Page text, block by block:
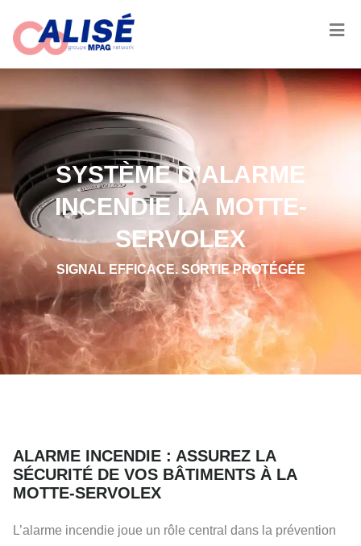
SYSTÈME D’ALARME
INCENDIE LA MOTTE-
SERVOLEX
SIGNAL EFFICACE. SORTIE PROTÉGÉE
ALARME INCENDIE : ASSUREZ LA
SÉCURITÉ DE VOS BÂTIMENTS À LA
MOTTE-SERVOLEX
L’alarme incendie joue un rôle central dans la prévention